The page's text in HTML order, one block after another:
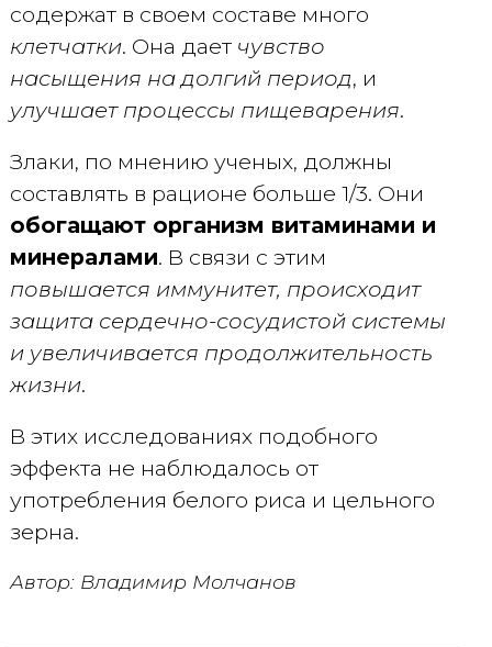
содержат в своем составе много
клетчатки. Она дает чувство
насыщения на долгий период, и
улучшает процессы пищеварения.
Злаки, по мнению ученых, должны
составлять в рационе больше 1/3. Они
обогащают организм витаминами и
минералами. В связи с этим
повышается иммунитет, происходит
защита сердечно-сосудистой системы
и увеличивается продолжительность
жизни.
В этих исследованиях подобного
эффекта не наблюдалось от
употребления белого риса и цельного
зерна.
Автор: Владимир Молчанов